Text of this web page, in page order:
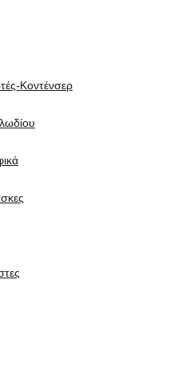
Κοντένσερ